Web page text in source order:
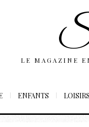
LE MAGAZINE
ENFANTS LOISIRS